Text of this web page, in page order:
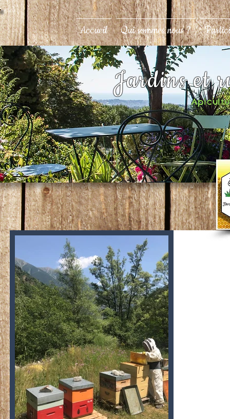
Accueil Qui sommes nous ?
Jardins et